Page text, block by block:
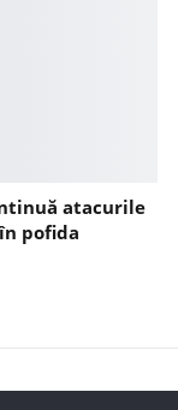
atacurile
pofida